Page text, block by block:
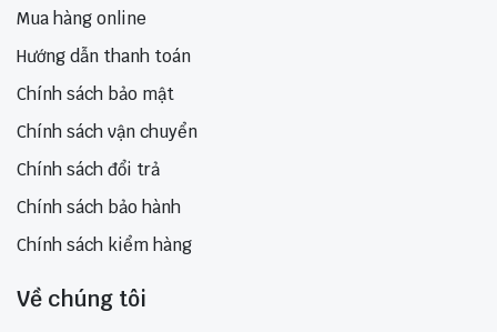
Mua hàng online
Hướng dẫn thanh toán
Chính sách bảo mật
Chính sách vận chuyển
Chính sách đổi trả
Chính sách bảo hành
Chính sách kiểm hàng
Về chúng tôi